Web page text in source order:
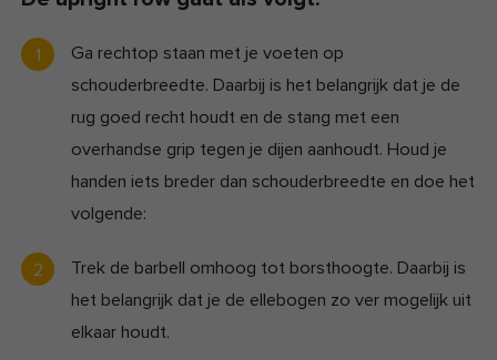
Ga rechtop staan met je voeten op
schouderbreedte. Daarbij is het belangrijk dat je de
rug goed recht houdt en de stang met een
overhandse grip tegen je dijen aanhoudt. Houd je
handen iets breder dan schouderbreedte en doe het
volgende:
Trek de barbell omhoog tot borsthoogte. Daarbij is
het belangrijk dat je de ellebogen zo ver mogelijk uit
elkaar houdt.